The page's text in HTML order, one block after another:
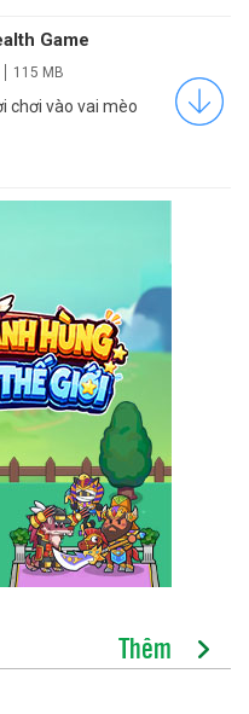
Game
115 MB
chơi vào vai mèo
Thêm